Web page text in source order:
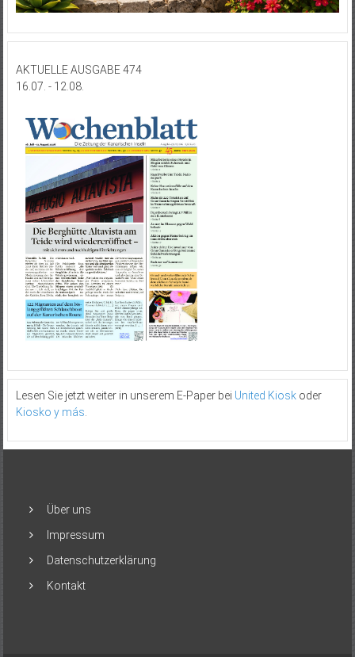
AKTUELLE AUSGABE 474
16.07. - 12.08.
Lesen Sie jetzt weiter in unserem E-Paper bei United Kioskoder
Kiosko y más.
Über uns
Impressum
Datenschutzerklärung
Kontakt